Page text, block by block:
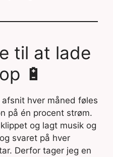
til at lade
🔋
hver måned føles
på én procent strøm.
og lagt musik og
svaret på hver
Derfor tager jeg en